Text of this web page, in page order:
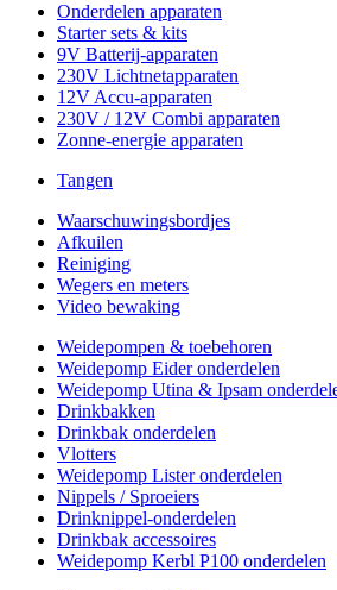
Onderdelen apparaten
Starter sets & kits
9V Batterij-apparaten
230V Lichtnetapparaten
12V Accu-apparaten
230V / 12V Combi apparaten
Zonne-energie apparaten
Tangen
Waarschuwingsbordjes
Afkuilen
Reiniging
Wegers en meters
Video bewaking
Weidepompen & toebehoren
Weidepomp Eider onderdelen
Weidepomp Utina & Ipsam
Drinkbakken
Drinkbak onderdelen
Vlotters
Weidepomp Lister onderdelen
Nippels / Sproeiers
Drinknippel-onderdelen
Drinkbak accessoires
Weidepomp Kerbl P100 onderdelen